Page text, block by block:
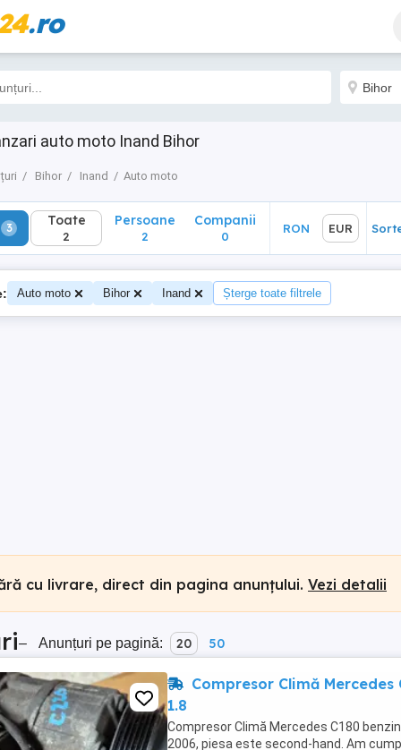
.ro
auto moto Inand Bihor
Bihor Inand Auto moto
Toate
2
3 Toate
2
Persoane
2
Companii
0
RON EUR
Auto moto Bihor Inand Șterge toate filtrele
cu livrare, direct din pagina anunțului. Vezi detalii
– Anunțuri pe pagină: 20 50
Compresor Climă
1.8
Compresor Climă Mercedes C180
2006, piesa este second-hand. Am